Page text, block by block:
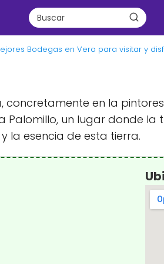
Bodegas en Vera para visitar y
concretamente en la
un lugar donde
la esencia de esta tierra.